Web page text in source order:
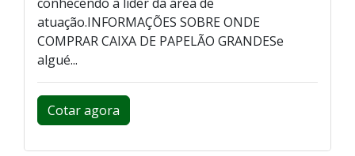
atuação.INFORMAÇÕES SOBRE ONDE
COMPRAR CAIXA DE PAPELÃO GRANDESe
algué...
Cotar agora